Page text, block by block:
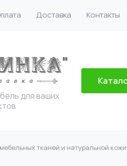
Доставка Контакты
для ваших
тканей и натуральной кожи